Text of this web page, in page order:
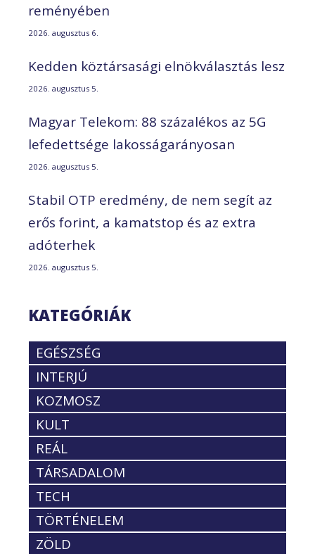
reményében
2026. augusztus 6.
Kedden köztársasági elnökválasztás lesz
2026. augusztus 5.
Magyar Telekom: 88 százalékos az 5G
lefedettsége lakosságarányosan
2026. augusztus 5.
Stabil OTP eredmény, de nem segít az
erős forint, a kamatstop és az extra
adóterhek
2026. augusztus 5.
KATEGÓRIÁK
EGÉSZSÉG
INTERJÚ
KOZMOSZ
KULT
REÁL
TÁRSADALOM
TECH
TÖRTÉNELEM
ZÖLD